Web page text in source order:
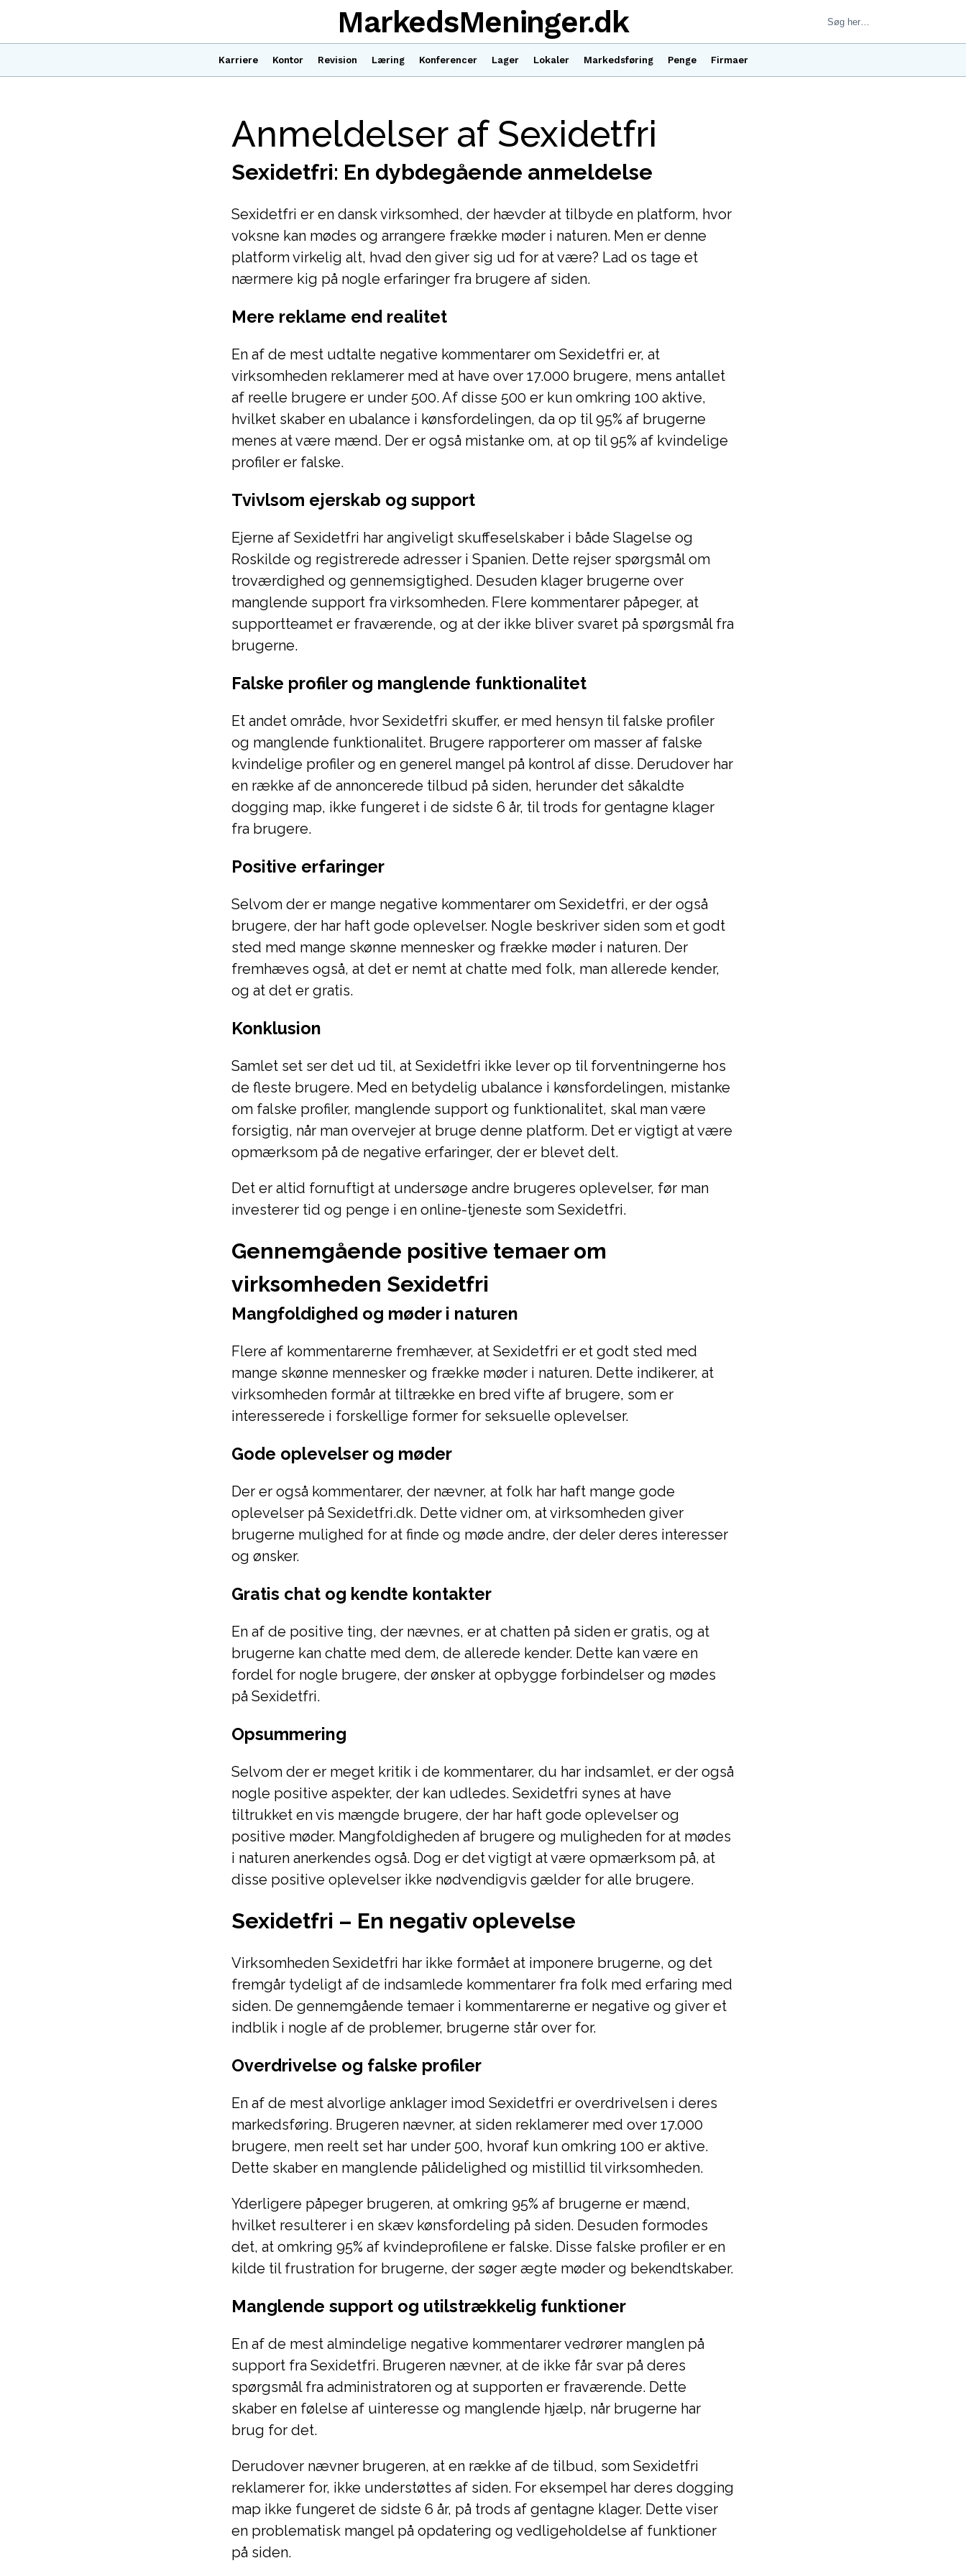
Karriere Kontor Revision Læring Konferencer Lager Lokaler Markedsføring Penge Firmaer
MarkedsMeninger.dk
Anmeldelser af Sexidetfri
Sexidetfri: En dybdegående anmeldelse
Sexidetfri er en dansk virksomhed, der hævder at tilbyde en platform, hvor
voksne kan mødes og arrangere frække møder i naturen. Men er denne
platform virkelig alt, hvad den giver sig ud for at være? Lad os tage et
nærmere kig på nogle erfaringer fra brugere af siden.
Mere reklame end realitet
En af de mest udtalte negative kommentarer om Sexidetfri er, at
virksomheden reklamerer med at have over 17.000 brugere, mens antallet
af reelle brugere er under 500. Af disse 500 er kun omkring 100 aktive,
hvilket skaber en ubalance i kønsfordelingen, da op til 95% af brugerne
menes at være mænd. Der er også mistanke om, at op til 95% af kvindelige
profiler er falske.
Tvivlsom ejerskab og support
Ejerne af Sexidetfri har angiveligt skuffeselskaber i både Slagelse og
Roskilde og registrerede adresser i Spanien. Dette rejser spørgsmål om
troværdighed og gennemsigtighed. Desuden klager brugerne over
manglende support fra virksomheden. Flere kommentarer påpeger, at
supportteamet er fraværende, og at der ikke bliver svaret på spørgsmål fra
brugerne.
Falske profiler og manglende funktionalitet
Et andet område, hvor Sexidetfri skuffer, er med hensyn til falske profiler
og manglende funktionalitet. Brugere rapporterer om masser af falske
kvindelige profiler og en generel mangel på kontrol af disse. Derudover har
en række af de annoncerede tilbud på siden, herunder det såkaldte
dogging map, ikke fungeret i de sidste 6 år, til trods for gentagne klager
fra brugere.
Positive erfaringer
Selvom der er mange negative kommentarer om Sexidetfri, er der også
brugere, der har haft gode oplevelser. Nogle beskriver siden som et godt
sted med mange skønne mennesker og frække møder i naturen. Der
fremhæves også, at det er nemt at chatte med folk, man allerede kender,
og at det er gratis.
Konklusion
Samlet set ser det ud til, at Sexidetfri ikke lever op til forventningerne hos
de fleste brugere. Med en betydelig ubalance i kønsfordelingen, mistanke
om falske profiler, manglende support og funktionalitet, skal man være
forsigtig, når man overvejer at bruge denne platform. Det er vigtigt at være
opmærksom på de negative erfaringer, der er blevet delt.
Det er altid fornuftigt at undersøge andre brugeres oplevelser, før man
investerer tid og penge i en online-tjeneste som Sexidetfri.
Gennemgående positive temaer om
virksomheden Sexidetfri
Mangfoldighed og møder i naturen
Flere af kommentarerne fremhæver, at Sexidetfri er et godt sted med
mange skønne mennesker og frække møder i naturen. Dette indikerer, at
virksomheden formår at tiltrække en bred vifte af brugere, som er
interesserede i forskellige former for seksuelle oplevelser.
Gode oplevelser og møder
Der er også kommentarer, der nævner, at folk har haft mange gode
oplevelser på Sexidetfri.dk. Dette vidner om, at virksomheden giver
brugerne mulighed for at finde og møde andre, der deler deres interesser
og ønsker.
Gratis chat og kendte kontakter
En af de positive ting, der nævnes, er at chatten på siden er gratis, og at
brugerne kan chatte med dem, de allerede kender. Dette kan være en
fordel for nogle brugere, der ønsker at opbygge forbindelser og mødes
på Sexidetfri.
Opsummering
Selvom der er meget kritik i de kommentarer, du har indsamlet, er der også
nogle positive aspekter, der kan udledes. Sexidetfri synes at have
tiltrukket en vis mængde brugere, der har haft gode oplevelser og
positive møder. Mangfoldigheden af brugere og muligheden for at mødes
i naturen anerkendes også. Dog er det vigtigt at være opmærksom på, at
disse positive oplevelser ikke nødvendigvis gælder for alle brugere.
Sexidetfri – En negativ oplevelse
Virksomheden Sexidetfri har ikke formået at imponere brugerne, og det
fremgår tydeligt af de indsamlede kommentarer fra folk med erfaring med
siden. De gennemgående temaer i kommentarerne er negative og giver et
indblik i nogle af de problemer, brugerne står over for.
Overdrivelse og falske profiler
En af de mest alvorlige anklager imod Sexidetfri er overdrivelsen i deres
markedsføring. Brugeren nævner, at siden reklamerer med over 17.000
brugere, men reelt set har under 500, hvoraf kun omkring 100 er aktive.
Dette skaber en manglende pålidelighed og mistillid til virksomheden.
Yderligere påpeger brugeren, at omkring 95% af brugerne er mænd,
hvilket resulterer i en skæv kønsfordeling på siden. Desuden formodes
det, at omkring 95% af kvindeprofilene er falske. Disse falske profiler er en
kilde til frustration for brugerne, der søger ægte møder og bekendtskaber.
Manglende support og utilstrækkelig funktioner
En af de mest almindelige negative kommentarer vedrører manglen på
support fra Sexidetfri. Brugeren nævner, at de ikke får svar på deres
spørgsmål fra administratoren og at supporten er fraværende. Dette
skaber en følelse af uinteresse og manglende hjælp, når brugerne har
brug for det.
Derudover nævner brugeren, at en række af de tilbud, som Sexidetfri
reklamerer for, ikke understøttes af siden. For eksempel har deres dogging
map ikke fungeret de sidste 6 år, på trods af gentagne klager. Dette viser
en problematisk mangel på opdatering og vedligeholdelse af funktioner
på siden.